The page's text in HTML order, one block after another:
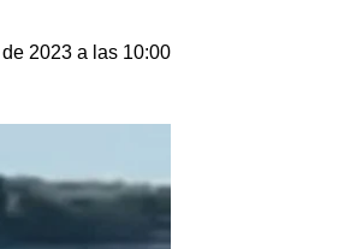
2023 a las 10:00